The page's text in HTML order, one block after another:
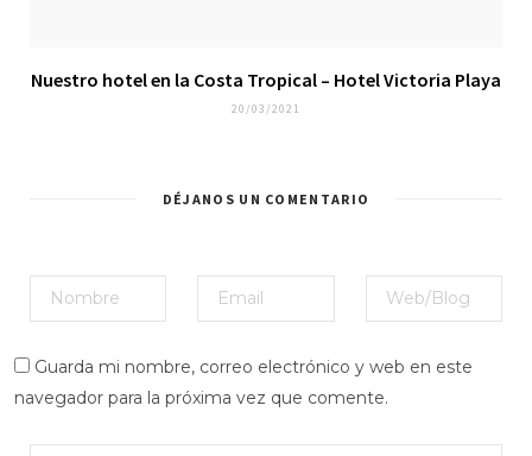
Nuestro hotel en la Costa Tropical – Hotel Victoria Playa
20/03/2021
DÉJANOS UN COMENTARIO
Guarda mi nombre, correo electrónico y web en este
navegador para la próxima vez que comente.